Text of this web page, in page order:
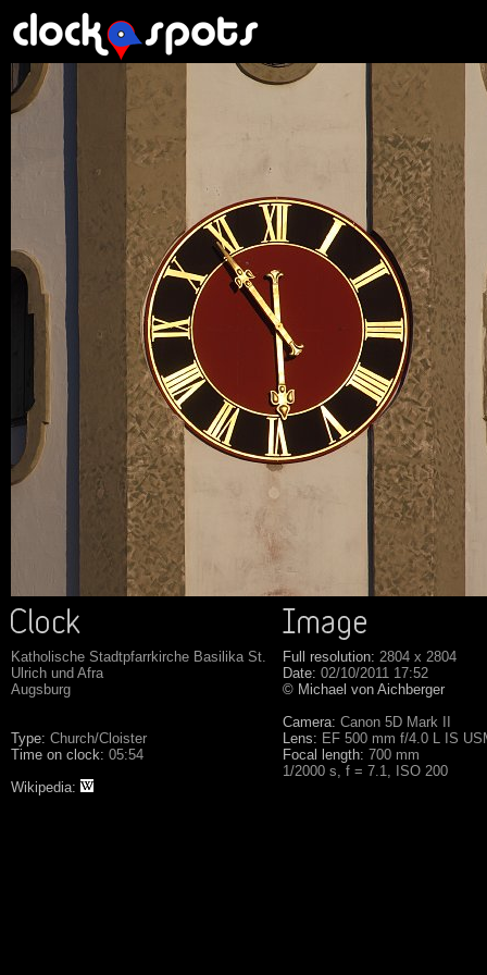
Katholische Stadtpfarrkirche Basilika St.
Ulrich und Afra
Augsburg
Type: Church/Cloister
Time on clock: 05:54
Wikipedia:
Full resolution: 2804 x 2804
Date: 02/10/2011 17:52
© Michael von Aichberger
Camera: Canon 5D Mark II
Lens: EF 500 mm f/4.0 L IS
Focal length: 700 mm
1/2000 s, f = 7.1, ISO 200